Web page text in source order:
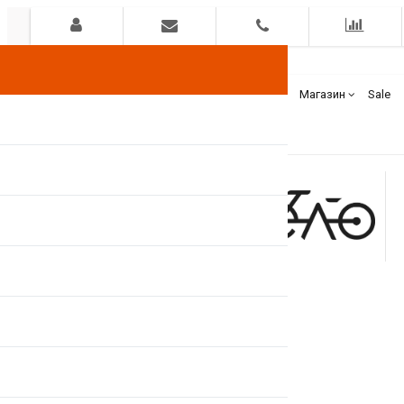
Гарантия Оплата Доставка Бренды Магазин Sale